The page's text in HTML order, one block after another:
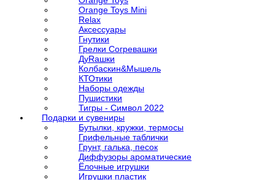
Orange Toys Mini
Relax
Аксессуары
Гнутики
Грелки Согревашки
ДуRашки
Колбаскин&Мышель
КТОтики
Наборы одежды
Пушистики
Тигры - Символ 2022
Подарки и сувениры
Бутылки, кружки, термосы
Грифельные таблички
Грунт, галька, песок
Диффузоры ароматические
Ёлочные игрушки
Игрушки пластик